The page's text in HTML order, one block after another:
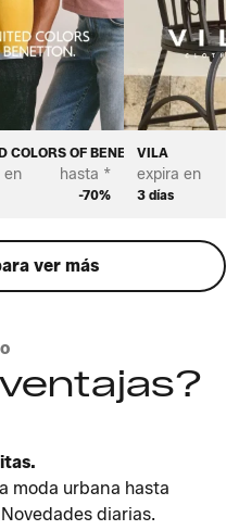
COLORS OF BENETTON
en hasta *
-70%
VILA
expira en
3 días
ver más
moda urbana hasta
diarias.